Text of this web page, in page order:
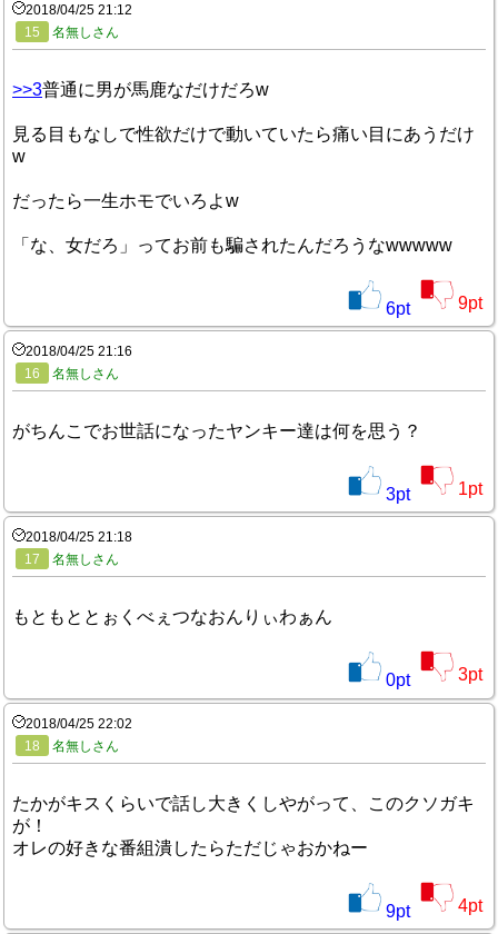
2018/04/25 21:12
15
名無しさん
>>3普通に男が馬鹿なだけだろw
見る目もなしで性欲だけで動いていたら痛い目にあうだけ
w
だったら一生ホモでいろよw
「な、女だろ」ってお前も騙されたんだろうなwwwww
6pt 9pt
2018/04/25 21:16
16
名無しさん
がちんこでお世話になったヤンキー達は何を思う？
3pt 1pt
2018/04/25 21:18
17
名無しさん
もともととぉくべぇつなおんりぃわぁん
0pt 3pt
2018/04/25 22:02
18
名無しさん
たかがキスくらいで話し大きくしやがって、このクソガキ
が！
オレの好きな番組潰したらただじゃおかねー
9pt 4pt